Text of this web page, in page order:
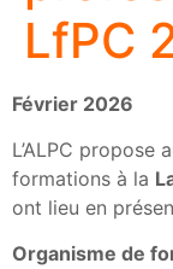
LfPC
Février 2026
L’ALPC propose
formations à la
ont lieu en
Organisme de